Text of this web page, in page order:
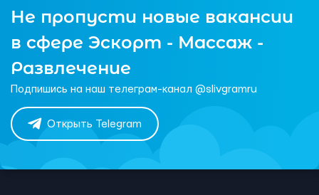
Не пропусти новые вакансии
в сфере Эскорт - Массаж -
Развлечение
Подпишись на наш телеграм-канал @slivgramru
Открыть Telegram